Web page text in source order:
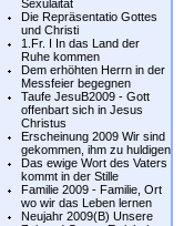
Sexulaität
Die Repräsentatio Gottes
und Christi
1.Fr. I In das Land der
Ruhe kommen
Dem erhöhten Herrn in der
Messfeier begegnen
Taufe JesuB2009 - Gott
offenbart sich in Jesus
Christus
Erscheinung 2009 Wir sind
gekommen, ihm zu huldigen
Das ewige Wort des Vaters
kommt in der Stille
Familie 2009 - Familie, Ort
wo wir das Leben lernen
Neujahr 2009(B) Unsere